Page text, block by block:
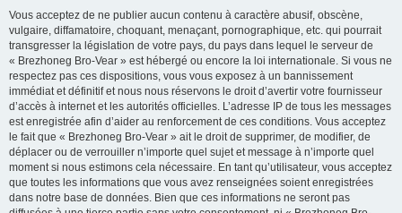
Vous acceptez de ne publier aucun contenu à caractère abusif, obscène,
vulgaire, diffamatoire, choquant, menaçant, pornographique, etc. qui pourrait
transgresser la législation de votre pays, du pays dans lequel le serveur de
« Brezhoneg Bro-Vear » est hébergé ou encore la loi internationale. Si vous ne
respectez pas ces dispositions, vous vous exposez à un bannissement
immédiat et définitif et nous nous réservons le droit d’avertir votre fournisseur
d’accès à internet et les autorités officielles. L’adresse IP de tous les messages
est enregistrée afin d’aider au renforcement de ces conditions. Vous acceptez
le fait que « Brezhoneg Bro-Vear » ait le droit de supprimer, de modifier, de
déplacer ou de verrouiller n’importe quel sujet et message à n’importe quel
moment si nous estimons cela nécessaire. En tant qu’utilisateur, vous acceptez
que toutes les informations que vous avez renseignées soient enregistrées
dans notre base de données. Bien que ces informations ne seront pas